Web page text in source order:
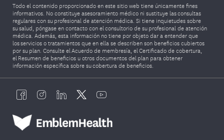
Todo el contenido proporcionado en este sitio web tiene únicamente fines
informativos. No constituye asesoramiento médico ni sustituye las consultas
regulares con su profesional de atención médica. Si tiene inquietudes sobre
su salud, póngase en contacto con el consultorio de su profesional de atención
médica. Además, esta información no tiene por objeto dar a entender que
los servicios o tratamientos que en ella se describen son beneficios cubiertos
por su plan. Consulte el Acuerdo de membresía, el Certificado de cobertura,
el Resumen de beneficios u otros documentos del plan para obtener
información específica sobre su cobertura de beneficios.